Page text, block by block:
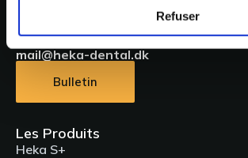
Refuser
Tel:
mail@heka-dental.dk
Bulletin
Les Produits
Heka S+